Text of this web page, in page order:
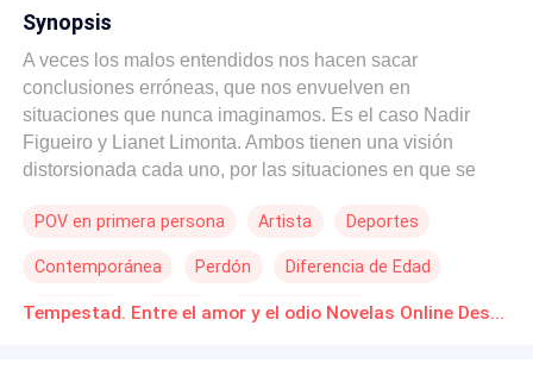
Synopsis
A veces los malos entendidos nos hacen sacar
conclusiones erróneas, que nos envuelven en
situaciones que nunca imaginamos. Es el caso Nadir
Figueiro y Lianet Limonta. Ambos tienen una visión
distorsionada cada uno, por las situaciones en que se
Haciendo que vivan una torrentosa relación de amor y
ser lo que tanto anhelan y esconden uno del otro. ¿Será
en verdad odio lo que sienten estos dos? A veces estos
POV en primera persona Artista Deportes
Contemporánea Perdón Diferencia de Edad
Arrogante Estrella Poder Femenino Tempestad. Entre el amor y el odio Novelas Online Descarga gratuita de PDF